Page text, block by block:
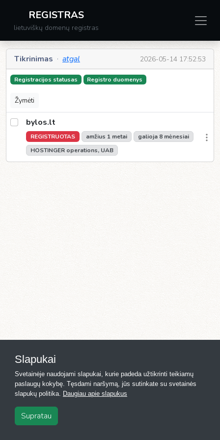
REGISTRAS
lietuviškų domenų registras
Tikrinimas · atgal 2026-05-14 17:52:53
Registracijos statusas Registro duomenys
Žymėti
bylos.lt
REGISTRUOTAS amžius 1 metai
galioja 8 mėnesiai
HOSTINGER operations, UAB
2026
Slapukai
Svetainėje naudojami slapukai, kurie padeda užtikrinti teikiamų
paslaugų kokybę. Tęsdami naršymą, jūs sutinkate su svetainės
slapukų politika. Daugiau apie slapukus
Supratau